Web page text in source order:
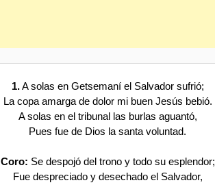
1.A solas en Getsemaní el Salvador sufrió;
La copa amarga de dolor mi buen Jesús bebió.
A solas en el tribunal las burlas aguantó,
Pues fue de Dios la santa voluntad.
Coro: Se despojó del trono y todo su esplendor;
Fue despreciado y desechado el Salvador,